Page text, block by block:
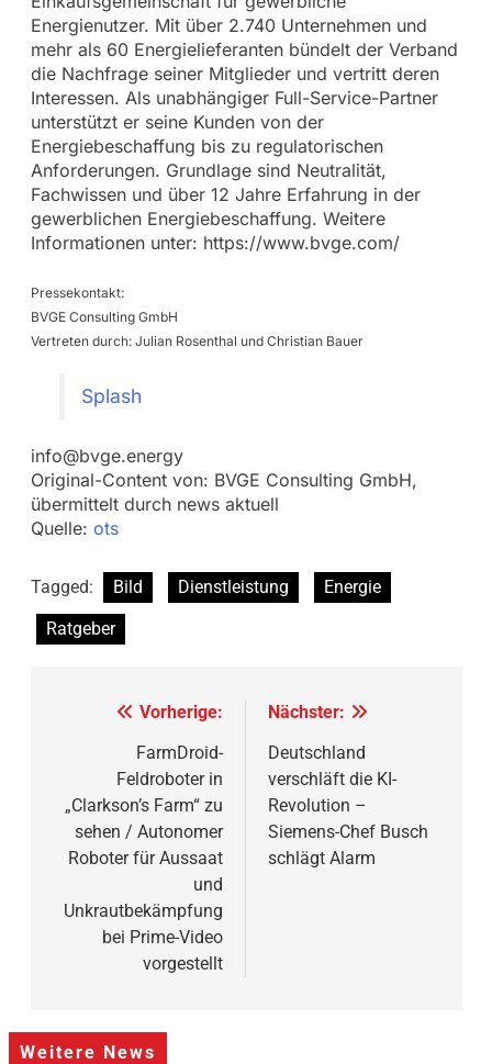
Energienutzer. Mit über 2.740 Unternehmen und
mehr als 60 Energielieferanten bündelt der Verband
die Nachfrage seiner Mitglieder und vertritt deren
Interessen. Als unabhängiger Full-Service-Partner
unterstützt er seine Kunden von der
Energiebeschaffung bis zu regulatorischen
Anforderungen. Grundlage sind Neutralität,
Fachwissen und über 12 Jahre Erfahrung in der
gewerblichen Energiebeschaffung. Weitere
Informationen unter: https://www.bvge.com/
Pressekontakt:
BVGE Consulting GmbH
Vertreten durch: Julian Rosenthal und Christian Bauer
Splash
info@bvge.energy
Original-Content von: BVGE Consulting GmbH,
übermittelt durch news aktuell
Quelle: ots
Tagged: Bild Dienstleistung
Energie
Ratgeber
Beitragsnavigation
Vorherige:
FarmDroid-
Feldroboter in
„Clarkson’s Farm“ zu
sehen / Autonomer
Roboter für Aussaat
und
Unkrautbekämpfung
bei Prime-Video
vorgestellt
Nächster:
Deutschland
verschläft die KI-
Revolution –
Siemens-Chef Busch
schlägt Alarm
Weitere News